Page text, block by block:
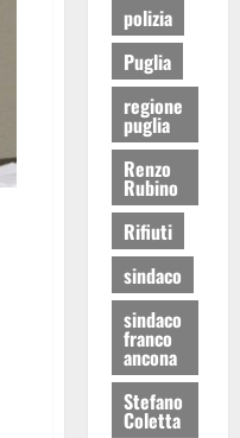
polizia
Puglia
regione
puglia
Renzo
Rubino
Rifiuti
sindaco
sindaco
franco
ancona
Stefano
Coletta